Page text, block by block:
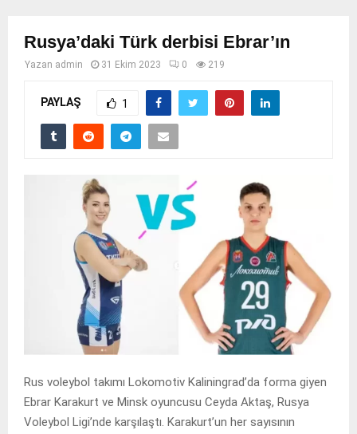
Rusya’daki Türk derbisi Ebrar’ın
Yazan admin 31 Ekim 2023 0 219
PAYLAŞ 1
Rus voleybol takımı Lokomotiv Kaliningrad’da forma giyen
Ebrar Karakurt ve Minsk oyuncusu Ceyda Aktaş, Rusya
Voleybol Ligi’nde karşılaştı. Karakurt’un her sayısının